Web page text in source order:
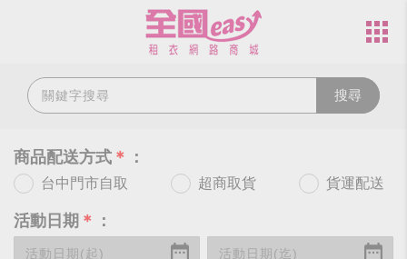
搜尋
商品配送方式 ＊ ：
台中門市自取 超商取貨 貨運配送
活動日期 ＊ ：